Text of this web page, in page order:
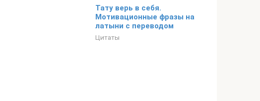
Тату верь в себя.
Мотивационные фразы на
латыни с переводом
Цитаты